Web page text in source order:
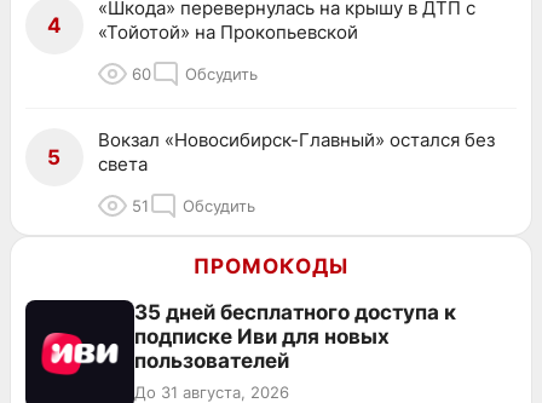
4
«Шкода» перевернулась на крышу в ДТП с
«Тойотой» на Прокопьевской
60 Обсудить
5
Вокзал «Новосибирск-Главный» остался без
света
51 Обсудить
ПРОМОКОДЫ
35 дней бесплатного доступа к
подписке Иви для новых
пользователей
До 31 августа, 2026